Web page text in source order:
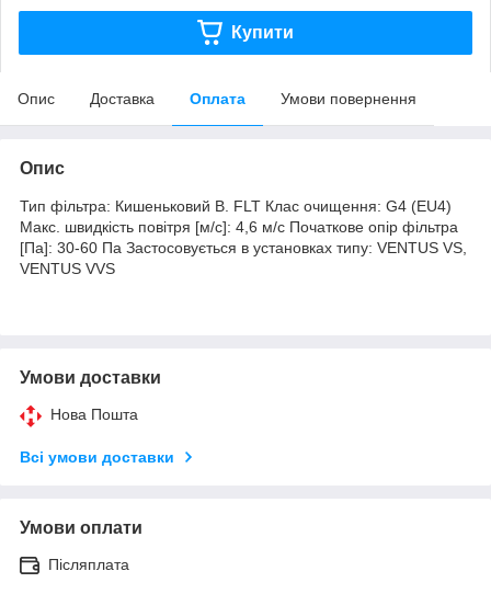
Купити
Опис Доставка Оплата Умови повернення
Опис
Тип фільтра: Кишеньковий B. FLT Клас очищення: G4 (EU4)
Макс. швидкість повітря [м/с]: 4,6 м/с Початкове опір фільтра
[Па]: 30-60 Па Застосовується в установках типу: VENTUS VS,
VENTUS VVS
Умови доставки
Нова Пошта
Всі умови доставки
Умови оплати
Післяплата